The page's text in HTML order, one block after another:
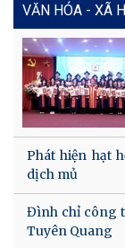
VĂN HÓA - XÃ
Phát hiện hạt
dịch mủ
Đình chỉ công
Tuyên Quang